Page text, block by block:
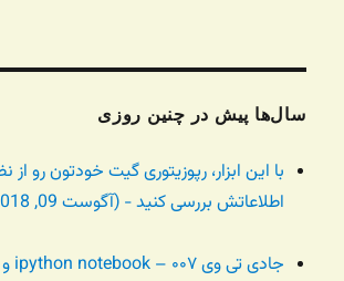
سال‌ها پیش در چنین روزی
با این ابزار، رپوزیتوری گیت خودتون رو از
اطلاعاتش بررسی کنید - (آگوست 09, 2018)